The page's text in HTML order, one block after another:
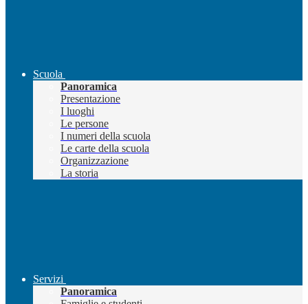
Scuola
Panoramica
Presentazione
I luoghi
Le persone
I numeri della scuola
Le carte della scuola
Organizzazione
La storia
Servizi
Panoramica